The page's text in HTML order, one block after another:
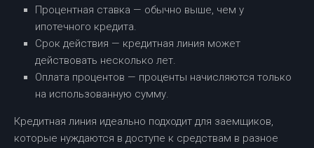
Процентная ставка — обычно выше, чем у
ипотечного кредита.
Срок действия — кредитная линия может
действовать несколько лет.
Оплата процентов — проценты начисляются только
на использованную сумму.
Кредитная линия идеально подходит для заемщиков,
которые нуждаются в доступе к средствам в разное